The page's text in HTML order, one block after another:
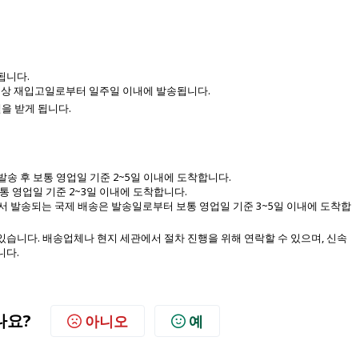
니다.
재입고일로부터 일주일 이내에 발송됩니다.
받게 됩니다.
송 후 보통 영업일 기준 2~5일 이내에 도착합니다.
영업일 기준 2~3일 이내에 도착합니다.
발송되는 국제 배송은 발송일로부터 보통 영업일 기준 3~5일 이내에 도착합
니다. 배송업체나 현지 세관에서 절차 진행을 위해 연락할 수 있으며, 신속
다.
요? 아니오 예